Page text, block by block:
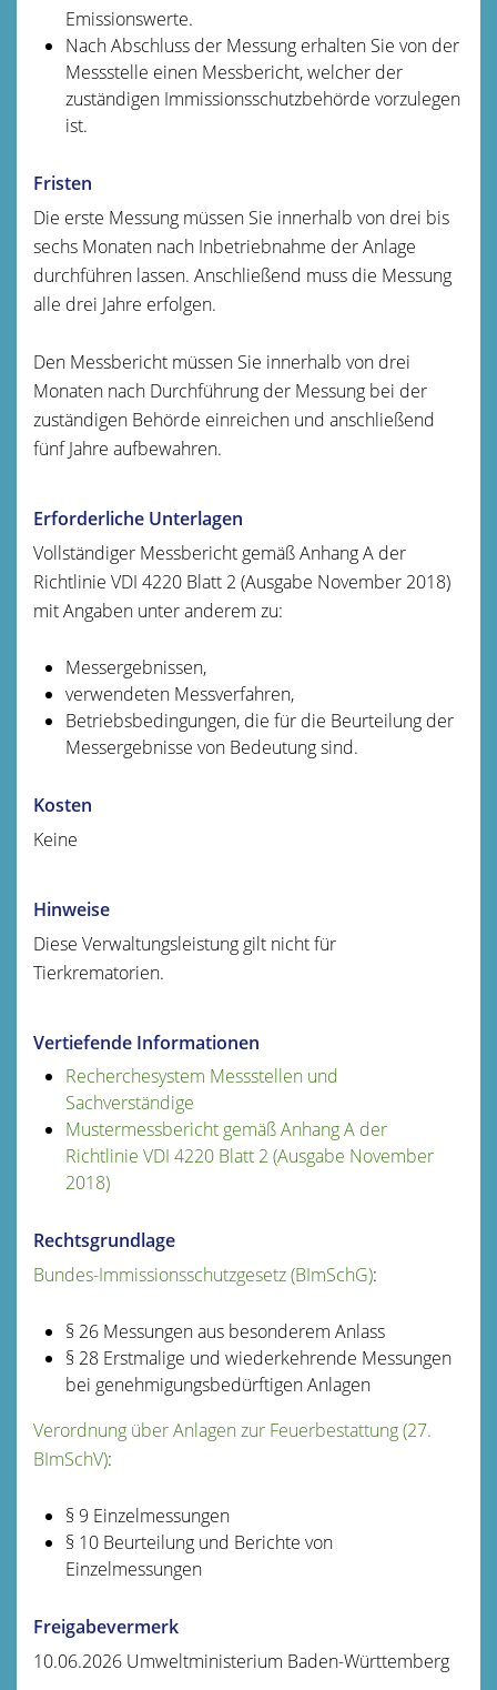
Emissionswerte.
Nach Abschluss der Messung erhalten Sie von der
Messstelle einen Messbericht, welcher der
zuständigen Immissionsschutzbehörde vorzulegen
ist.
Fristen
Die erste Messung müssen Sie innerhalb von drei bis
sechs Monaten nach Inbetriebnahme der Anlage
durchführen lassen. Anschließend muss die Messung
alle drei Jahre erfolgen.
Den Messbericht müssen Sie innerhalb von drei
Monaten nach Durchführung der Messung bei der
zuständigen Behörde einreichen und anschließend
fünf Jahre aufbewahren.
Erforderliche Unterlagen
Vollständiger Messbericht gemäß Anhang A der
Richtlinie VDI 4220 Blatt 2 (Ausgabe November 2018)
mit Angaben unter anderem zu:
Messergebnissen,
verwendeten Messverfahren,
Betriebsbedingungen, die für die Beurteilung der
Messergebnisse von Bedeutung sind.
Kosten
Keine
Hinweise
Diese Verwaltungsleistung gilt nicht für
Tierkrematorien.
Vertiefende Informationen
Recherchesystem Messstellen und
Sachverständige
Mustermessbericht gemäß Anhang A der
Richtlinie VDI 4220 Blatt 2 (Ausgabe November
2018)
Rechtsgrundlage
Bundes-Immissionsschutzgesetz (BImSchG):
§ 26 Messungen aus besonderem Anlass
§ 28 Erstmalige und wiederkehrende Messungen
bei genehmigungsbedürftigen Anlagen
Verordnung über Anlagen zur Feuerbestattung (27.
BImSchV):
§ 9 Einzelmessungen
§ 10 Beurteilung und Berichte von
Einzelmessungen
Freigabevermerk
10.06.2026 Umweltministerium Baden-Württemberg